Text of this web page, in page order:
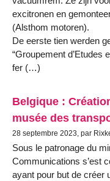
excitronen en
(Alsthom motoren).
De eerste tien werden
“Groupement d’Etudes
fer (…)
Belgique :
musée des
28 septembre 2023, par
Sous le patronage du
Communications s’est
ayant pour but de créer